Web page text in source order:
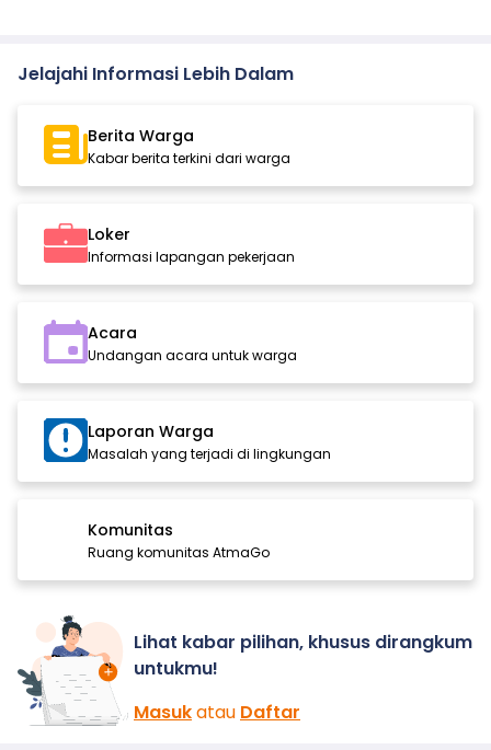
Jelajahi Informasi Lebih Dalam
Berita Warga
Kabar berita terkini dari warga
Loker
Informasi lapangan pekerjaan
Acara
Undangan acara untuk warga
Laporan Warga
Masalah yang terjadi di lingkungan
Komunitas
Ruang komunitas AtmaGo
Lihat kabar pilihan, khusus dirangkum
untukmu!
Masukatau Daftar